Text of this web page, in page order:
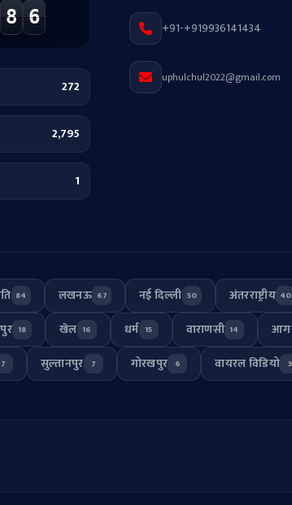
8 6
272
2,795
1
+91-+919936141434
uphulchul2022@gmail.com
84 लखनऊ 67 नई दिल्ली 50 अंतरराष्ट्रीय 40
18 खेल 16 धर्म 15 वाराणसी 14
7 सुल्तानपुर 7 गोरखपुर 6 वायरल विडियो 3